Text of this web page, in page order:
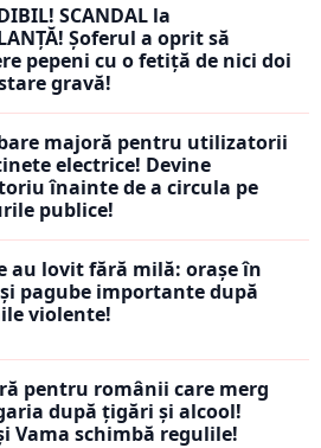
SCANDAL la
Șoferul a oprit să
pepeni cu o fetiță de nici doi
gravă!
majoră pentru utilizatorii
electrice! Devine
înainte de a circula pe
publice!
au lovit fără milă: orașe în
pagube importante după
violente!
pentru românii care merg
după țigări și alcool!
Vama schimbă regulile!